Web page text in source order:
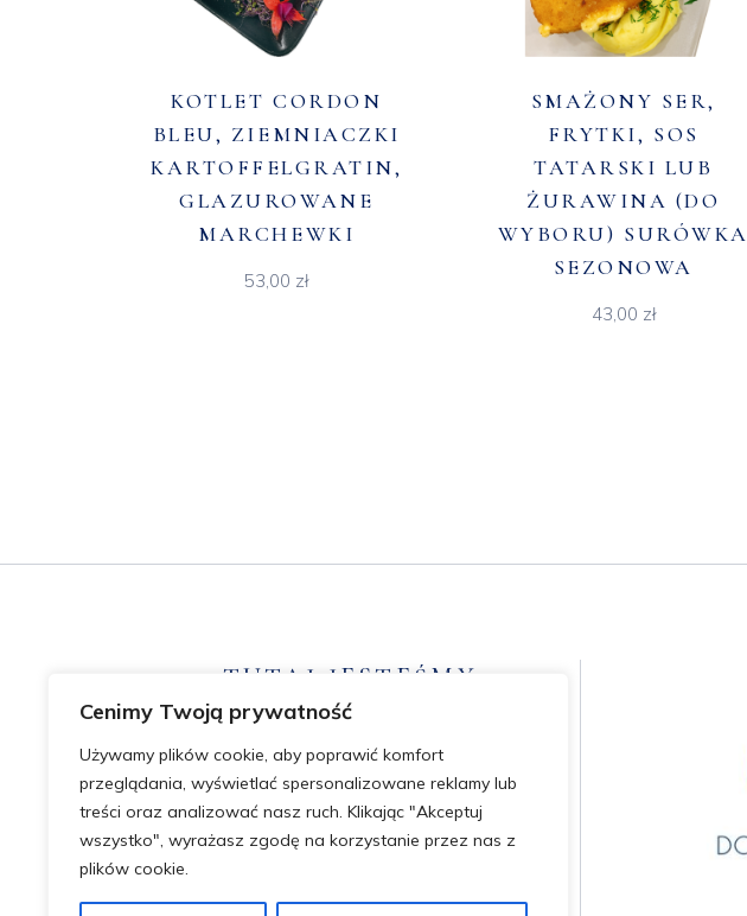
Cenimy Twoją prywatność
Używamy plików cookie, aby poprawić komfort
przeglądania, wyświetlać spersonalizowane reklamy lub
treści oraz analizować nasz ruch. Klikając "Akceptuj
wszystko", wyrażasz zgodę na korzystanie przez nas z
plików cookie.
KOTLET CORDON
BLEU, ZIEMNIACZKI
KARTOFFELGRATIN,
GLAZUROWANE
MARCHEWKI
53,00 zł
SMAŻONY SER,
FRYTKI, SOS
TATARSKI LUB
ŻURAWINA (DO
WYBORU) SURÓWKA
SEZONOWA
43,00 zł
TUTAJ JESTEŚMY
Cukrowa 1f, 52-316 Wrocław
+48 576 949 980
kontakt@dobryadreswroclaw.pl